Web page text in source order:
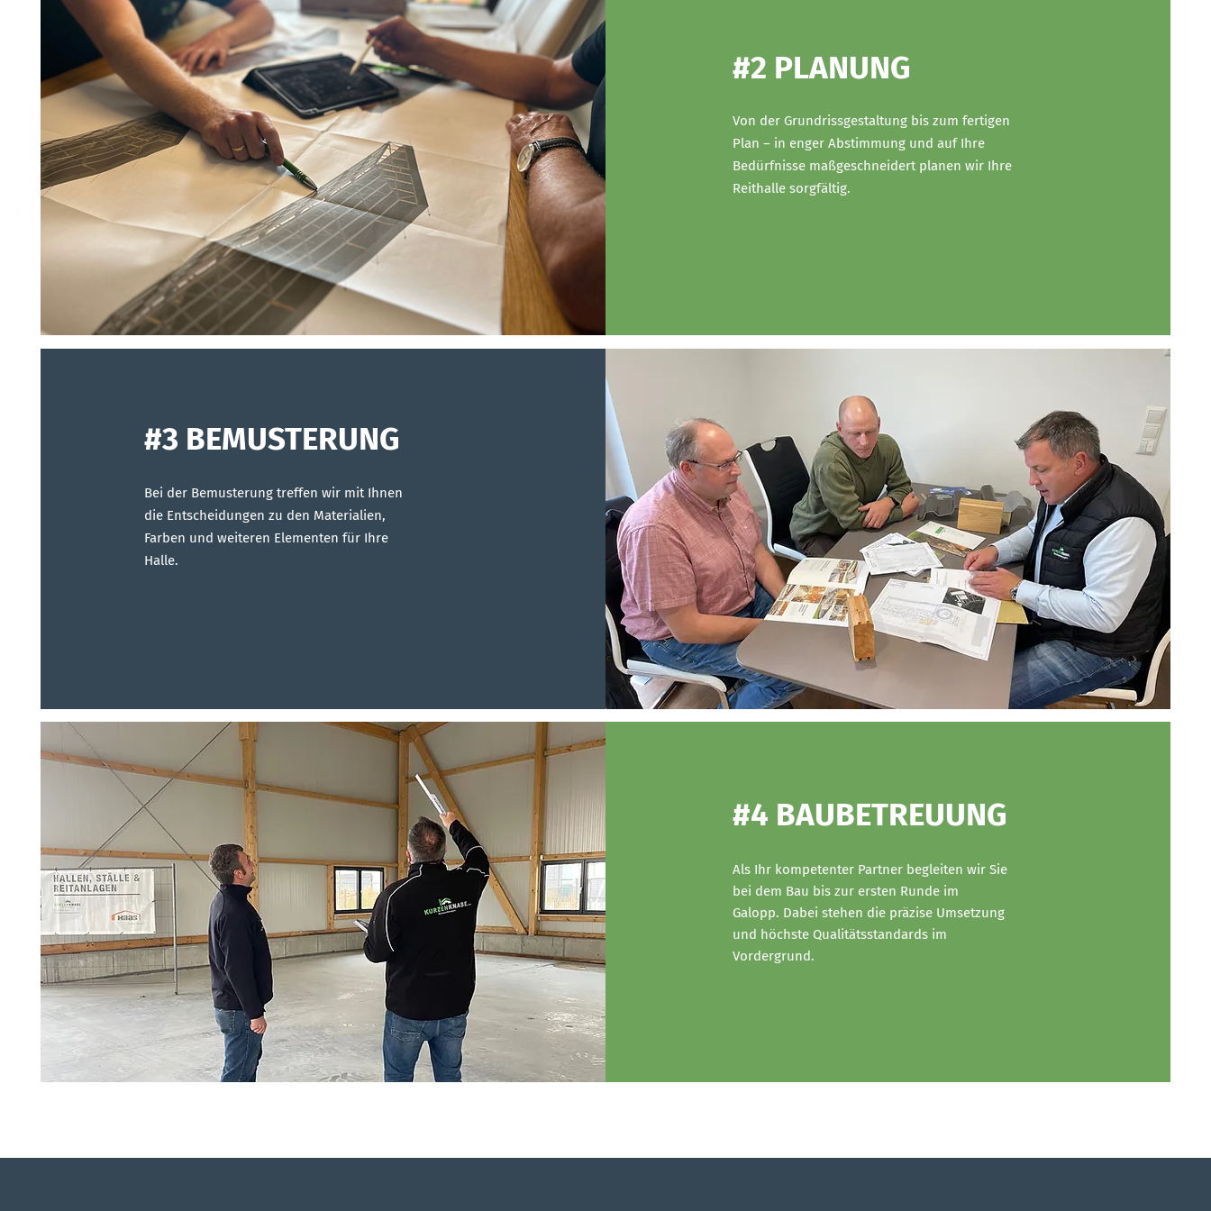
#2 PLANUNG
Von der Grundrissgestaltung bis zum fertigen
Plan – in enger Abstimmung und auf Ihre
Bedürfnisse maßgeschneidert planen wir Ihre
Reithalle sorgfältig.
#3 BEMUSTERUNG
Bei der Bemusterung treffen wir mit Ihnen
die Entscheidungen zu den Materialien,
Farben und weiteren Elementen für Ihre
Halle.
#4 BAUBETREUUNG
Als Ihr kompetenter Partner begleiten wir Sie
bei dem Bau bis zur ersten Runde im
Galopp. Dabei stehen die präziseUmsetzung
und höchste Qualitätsstandards im
Vordergrund.